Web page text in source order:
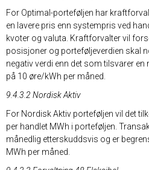
For Optimal-porteføljen har
en lavere pris enn systempris ved
kvoter og valuta. Kraftforvalter vil
posisjoner og porteføljeverdien skal
negativ verdi enn det som tilsvarer
på 10 øre/kWh per måned.
9.4.3.2 Nordisk Aktiv
For Nordisk Aktiv porteføljen vil det
per handlet MWh i porteføljen.
månedlig etterskuddsvis og er
MWh per måned.